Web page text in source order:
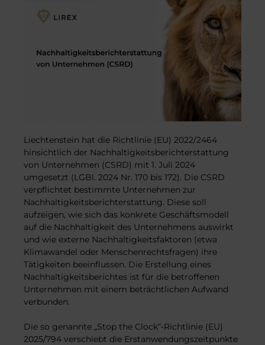
Liechtenstein hat die Richtlinie (EU) 2022/2464
hinsichtlich der Nachhaltigkeitsberichterstattung
von Unternehmen (CSRD) mit 1. Juli 2024
umgesetzt (LGBl. 2024 Nr. 170 bis 172). Die CSRD
verpflichtet bestimmte Unternehmen zur
Nachhaltigkeitsberichterstattung. Diese soll
aufzeigen, wie sich das konkrete Geschäftsmodell
auf die Nachhaltigkeit des Unternehmens auswirkt
und wie externe Nachhaltigkeitsfaktoren (etwa
Klimawandel oder Menschenrechtsfragen) ihre
Tätigkeiten beeinflussen. Die Erstellung eines
Nachhaltigkeitsberichtes ist für die betroffenen
Unternehmen mit einem beträchtlichen Aufwand
verbunden.
Die so genannte „Stop the Clock“-Richtlinie (EU)
2025/794 verschiebt die Erstanwendungszeitpunkte